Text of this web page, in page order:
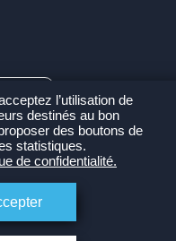
l’utilisation de
destinés au bon
des boutons de
statistiques.
de confidentialité.